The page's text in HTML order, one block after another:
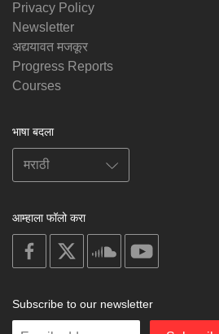
Privacy Policy
Newsletter
अद्ययावत मजकूर
Progress Reports
Courses
भाषा बदला
आम्हाला फॉलो करा
on
facebook
soundcloud
Subscribe to our newsletter
Enter